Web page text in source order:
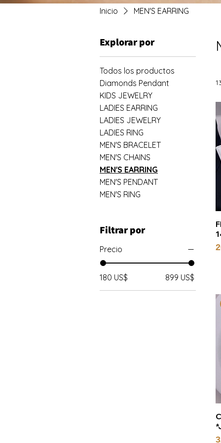
Inicio MEN'S EARRING
Explorar por
Todos los productos
Diamonds Pendant
KIDS JEWELRY
LADIES EARRING
LADIES JEWELRY
LADIES RING
MEN'S BRACELET
MEN'S CHAINS
MEN'S EARRING
MEN'S PENDANT
MEN'S RING
Filtrar por
Precio
180 US$ 899 US$